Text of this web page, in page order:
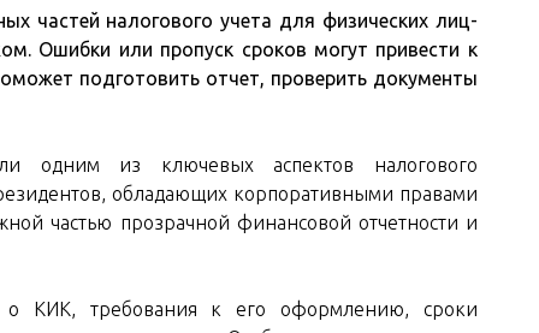
частей налогового учета для физических лиц-
Ошибки или пропуск сроков могут привести к
подготовить отчет, проверить документы
одним из ключевых аспектов налогового
обладающих корпоративными правами
частью прозрачной финансовой отчетности и
о КИК, требования к его оформлению, сроки